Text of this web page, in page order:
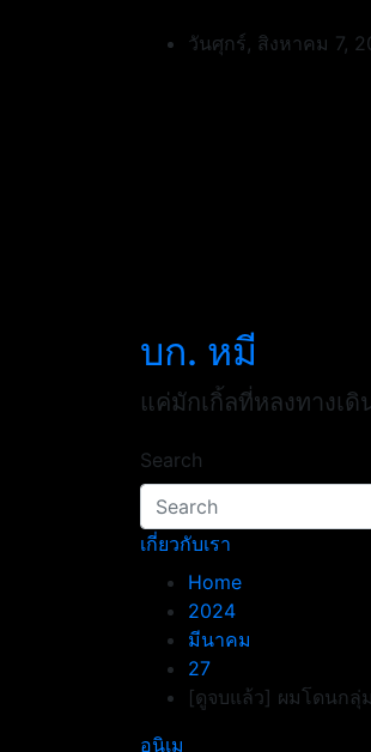
วันศุกร์, สิงหาคม 7,
บก. หมี
แค่มักเกิ้ลที่หลงทางเ
Search
เกี่ยวกับเรา
Home
2024
มีนาคม
27
[ดูจบแล้ว] ผมโดนกลุ่
อนิเม